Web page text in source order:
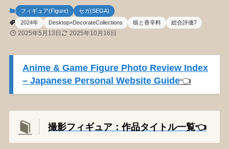
フィギュア(Figure)
セガ(SEGA)
2024年
Desktop×DecorateCollections 狼と香辛料 総合評価7
2025年5月13日 2025年10月16日
Anime & Game Figure Photo Review Index
– Japanese Personal Website Guide👈️
撮影フィギュア：作品タイトル一覧👈️